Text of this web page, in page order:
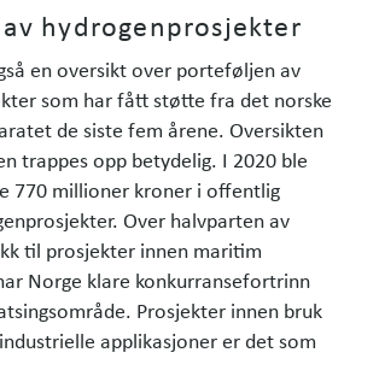
hydrogenprosjekter
en oversikt over porteføljen av
som har fått støtte fra det norske
de siste fem årene. Oversikten
trappes opp betydelig. I 2020 ble
770 millioner kroner i offentlig
Over halvparten av
til prosjekter innen maritim
Norge klare konkurransefortrinn
Prosjekter innen bruk
applikasjoner er det som